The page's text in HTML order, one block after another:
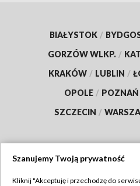
BIAŁYSTOK /
GORZÓW WLKP. /
KRAKÓW / LUBLIN /
OPOLE / POZNAŃ
SZCZECIN /
Szanujemy Twoją prywatność
Kliknij "Akceptuję i przechodzę do